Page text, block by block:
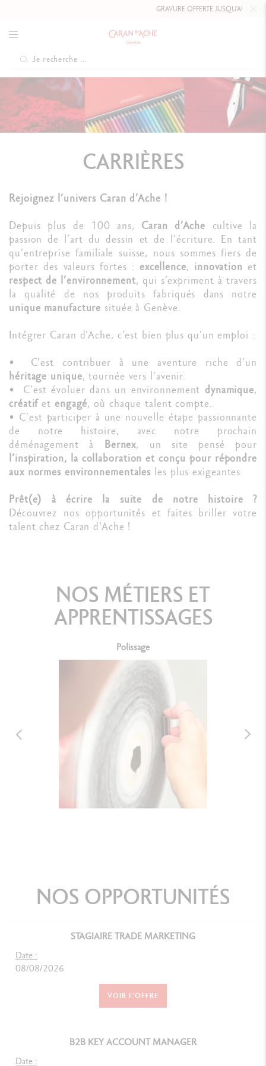
GRAVURE OFFERTE JUSQU'AU10 MAI
CARRIÈRES
Rejoignez l’univers Caran d’Ache !
Depuis plus de 100 ans, Caran d’Ache cultive la
passion de l’art du dessin et de l’écriture. En tant
qu’entreprise familiale suisse, nous sommes fiers de
porter des valeurs fortes : excellence, innovationet
respect de l’environnement, qui s’expriment à travers
la qualité de nos produits fabriqués dans notre
unique manufacture située à Genève.
Intégrer Caran d’Ache, c’est bien plus qu’un emploi :
• C’est contribuer à une aventure riche d’un
héritage unique, tournée vers l’avenir.
• C’est évoluer dans un environnement dynamique,
créatifet engagé, où chaque talent compte.
• C’est participer à une nouvelle étape passionnante
de notre histoire, avec notre prochain
déménagement à Bernex, un site pensé pour
l’inspiration, la collaboration et conçu pour répondre
aux normes environnementales les plus exigeantes.
Prêt(e) à écrire la suite de notre histoire ?
Découvrez nos opportunités et faites briller votre
talent chez Caran d’Ache !
NOS MÉTIERS ET
APPRENTISSAGES
Polissage
NOS OPPORTUNITÉS
STAGIAIRE TRADE MARKETING
Date :
08/08/2026
VOIR L'OFFRE
B2B KEY ACCOUNT MANAGER
Date :